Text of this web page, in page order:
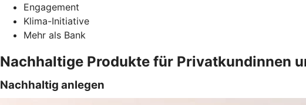
Engagement
Klima-Initiative
Mehr als Bank
Nachhaltige Produkte für Privatkundinnen
Nachhaltig anlegen